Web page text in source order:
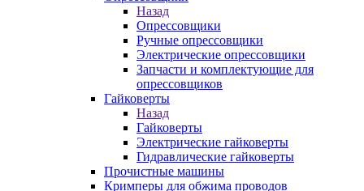
Назад
Опрессовщики
Ручные опрессовщики
Электрические опрессовщики
Запчасти и комплектующие для
опрессовщиков
Гайковерты
Назад
Гайковерты
Электрические гайковерты
Гидравлические гайковерты
Прочистные машины
Кримперы для обжима проводов